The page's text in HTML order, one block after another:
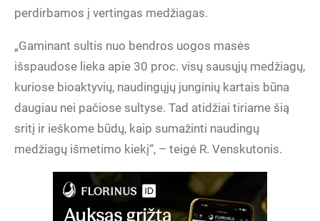
perdirbamos į vertingas medžiagas.
„Gaminant sultis nuo bendros uogos masės
išspaudose lieka apie 30 proc. visų sausųjų medžiagų,
kuriose bioaktyvių, naudingųjų junginių kartais būna
daugiau nei pačiose sultyse. Tad atidžiai tiriame šią
sritį ir ieškome būdų, kaip sumažinti naudingų
medžiagų išmetimo kiekį“, – teigė R. Venskutonis.